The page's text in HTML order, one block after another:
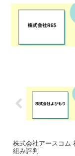
株式会社アースコム
組み評判